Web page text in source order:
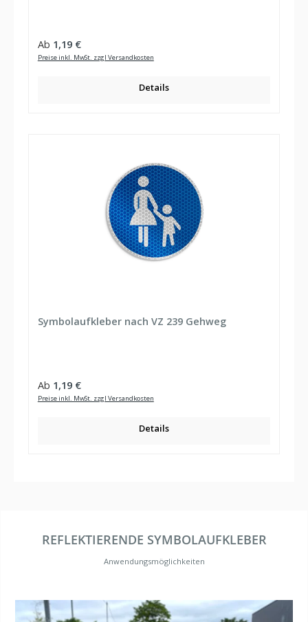
Regulärer Preis:
Ab 1,19 €
Preise inkl. MwSt. zzgl Versandkosten
Details
Symbolaufkleber nach VZ 239 Gehweg
Regulärer Preis:
Ab 1,19 €
Preise inkl. MwSt. zzgl Versandkosten
Details
REFLEKTIERENDE SYMBOLAUFKLEBER
Anwendungsmöglichkeiten
Bildergalerie überspringen